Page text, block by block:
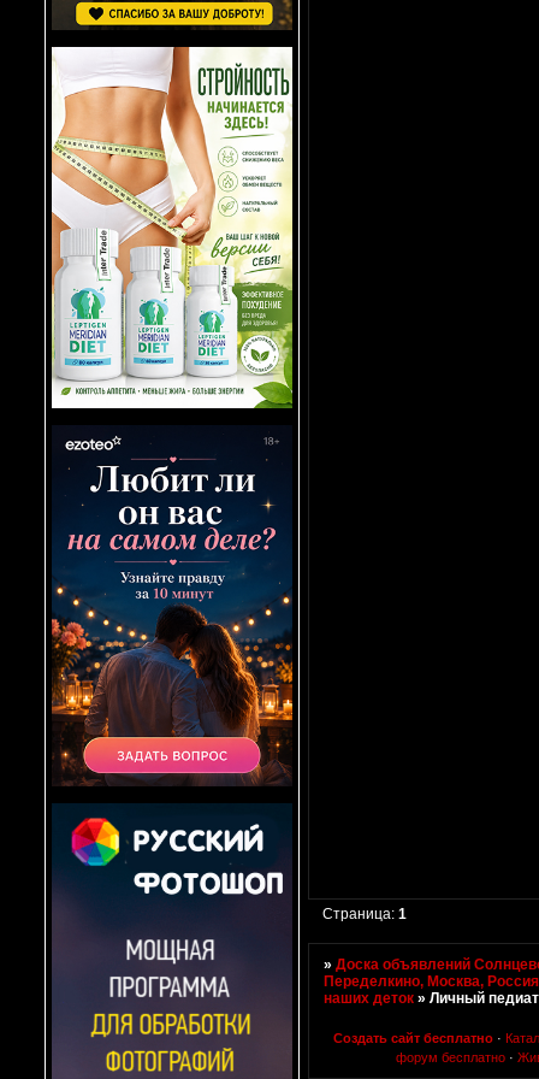
Страница:1
»Доска объявлений
Переделкино, Москва, Россия
наших деток »Личный
Создать сайт бесплатно ·
форум бесплатно ·